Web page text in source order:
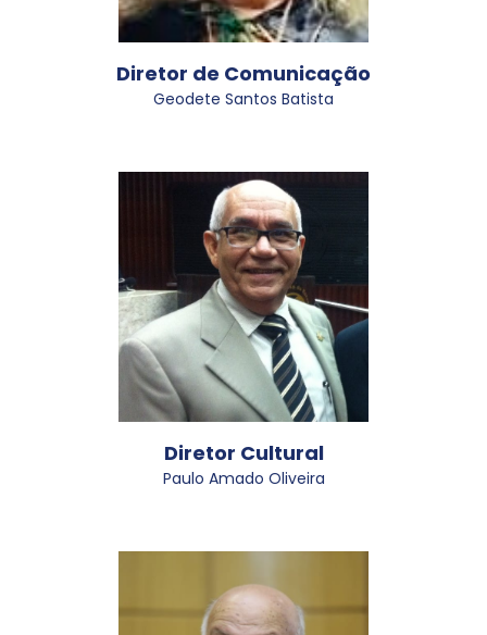
Diretor de Comunicação
Geodete Santos Batista
Diretor Cultural
Paulo Amado Oliveira